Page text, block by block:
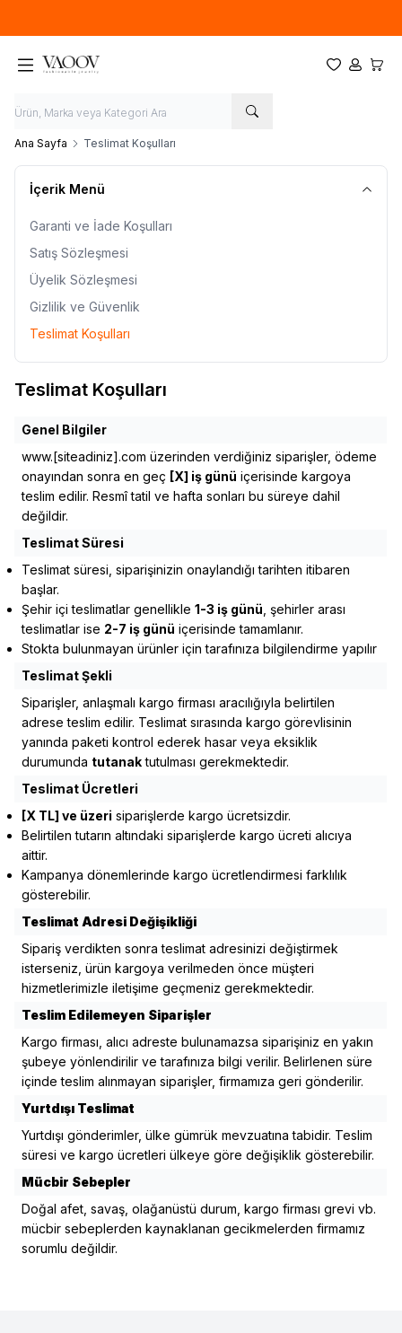
Favorilerim
Hesabım
Ana Sayfa Teslimat Koşulları
İçerik Menü
Garanti ve İade Koşulları
Satış Sözleşmesi
Üyelik Sözleşmesi
Gizlilik ve Güvenlik
Teslimat Koşulları
Teslimat Koşulları
Genel Bilgiler
www.[siteadiniz].com üzerinden verdiğiniz siparişler, ödeme
onayından sonra en geç [X] iş günü içerisinde kargoya
teslim edilir. Resmî tatil ve hafta sonları bu süreye dahil
değildir.
Teslimat Süresi
Teslimat süresi, siparişinizin onaylandığı tarihten itibaren
başlar.
Şehir içi teslimatlar genellikle 1-3 iş günü , şehirler arası
teslimatlar ise 2-7 iş günü içerisinde tamamlanır.
Stokta bulunmayan ürünler için tarafınıza bilgilendirme yapılır
Teslimat Şekli
Siparişler, anlaşmalı kargo firması aracılığıyla belirtilen
adrese teslim edilir. Teslimat sırasında kargo görevlisinin
yanında paketi kontrol ederek hasar veya eksiklik
durumunda tutanaktutulması gerekmektedir.
Teslimat Ücretleri
[X TL] ve üzeri siparişlerde kargo ücretsizdir.
Belirtilen tutarın altındaki siparişlerde kargo ücreti alıcıya
aittir.
Kampanya dönemlerinde kargo ücretlendirmesi farklılık
gösterebilir.
Teslimat Adresi Değişikliği
Sipariş verdikten sonra teslimat adresinizi değiştirmek
isterseniz, ürün kargoya verilmeden önce müşteri
hizmetlerimizle iletişime geçmeniz gerekmektedir.
Teslim Edilemeyen Siparişler
Kargo firması, alıcı adreste bulunamazsa siparişiniz en yakın
şubeye yönlendirilir ve tarafınıza bilgi verilir. Belirlenen süre
içinde teslim alınmayan siparişler, firmamıza geri gönderilir.
Yurtdışı Teslimat
Yurtdışı gönderimler, ülke gümrük mevzuatına tabidir. Teslim
süresi ve kargo ücretleri ülkeye göre değişiklik gösterebilir.
Mücbir Sebepler
Doğal afet, savaş, olağanüstü durum, kargo firması grevi vb.
mücbir sebeplerden kaynaklanan gecikmelerden firmamız
sorumlu değildir.